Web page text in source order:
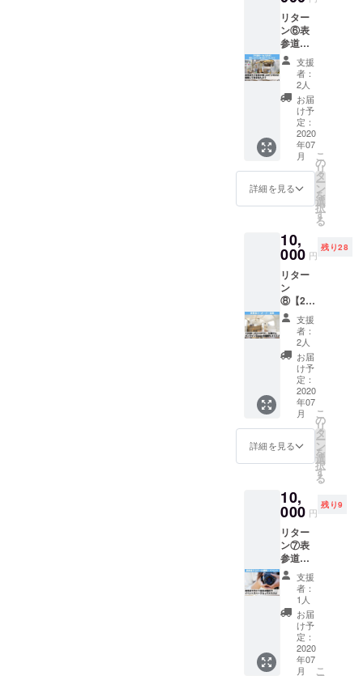
所 :東京
都渋谷
区神宮
前4-13-
8 最寄
駅:表参
道駅
（銀座
線・半
蔵門・
千代田
線）A2
番口よ
約3分
営業時
12:00〜
19:00
じめて
となる
ビジネ
スの第
一歩を
気軽に
体験し
ていた
だける
キット
内容に
なって
いま
【リ
ター
ネード
作り材
料 ・オ
リジナ
ルカッ
プ10個
・蓋10
個 ・ス
トロー
10本 ・
試飲
カップ
10個 ・
ポッカ
レモン1
ろみつ2
本 ※水
ご家庭
でのご
準備を
お願い
しま
す。 ②
体験学
習ワー
クブッ
ク ・感
想レ
ポート
・売り
上げ管
理表 ★
【リ
ター
ン】 ・
いい
ね！レ
モネー
ドビジ
ネス体
験2時間
・表彰
状 ・オ
リジナ
ルTシャ
ツ ・ク
オカー
ド500円
学習
ブック
(自由研
究の教
材とし
ても最
適) 【ス
ジュー
ル】
2020年
7月4日
(土)〜8
月30日
(日) お
み頂き
ました
ケ
ジュー
ル調整
させて
いただ
きま
す。も
しご希
望の日
時と時
間がご
ざいま
した
ら、リ
ができ
ます。
チーム
で協力
した
り、お
客様に
商品を
アピー
ルす る
ことに
よるコ
ミュニ
ケー
ション
が体験
できま
【リ
ター
ン】 ・
いい
ね！レ
モネー
ドビジ
ネス体
験2時間
・表彰
状 ・オ
リジナ
ルTシャ
ツ ・ク
オカー
ド500円
学習
ブック
(自由研
究の教
材とし
ても最
適) 【ス
ジュー
ル】
2020年
7月4日
(土)〜8
月30日
『いい
ね！ス
タンド
表参
道』の
運営を
ご一緒
にス
タッフ
として1
日運営
するこ
とがで
きま
す。ご
所や、
カフェ
営業を
体験し
たい方
にオス
スメで
す。
2020年
7月20日
から体
験可能
です。※
お時間
は希望
される
時間に
込みい
ただき
ら、個
別でス
ケ
ジュー
ル調整
させて
いただ
きま
す。
【店舗
紹介】
リター
ン⑥表
参道で
新しい
ビジネ
スに
チャレ
ンジで
きる権
利。副
業兼業
など新
しく
チャレ
ンジし
たい方
すめで
す。御
来店頂
けるお
客さま
への物
販など
テスト
マーケ
ティン
グをす
ること
ができ
ます1時
間1万
円〜カ
フェの
とがで
きま
す。2時
間以上
ご希望
の場合
は、
『上乗
せ支援
で応援
しよ
う』欄
にて1時
間あた
支援
者：
2人
お届
け予
定：
2020
年07
月
詳細を見る
こ
の
リ
タ
ー
ン
を
選
択
す
る
10,
000 円
残り28
リター
ン
⑧【20
歳以
上：大
人向
け】表
参道で1
日バー
オー
ナー体
験がで
きる権
利。1日
19:00〜
22:00の
バーの
営業を
してい
ただく
ことが
できま
す。リ
アルの
場で
バー
オー
ナーと
してお
知り合
支援
者：
2人
お届
け予
定：
2020
年07
月
詳細を見る
こ
の
リ
タ
ー
ン
を
選
択
す
る
10,
000 円
残り9
リター
ン⑦表
参道で
スチー
ル撮
影・イ
ベン
ト・セ
ナー・
会議が
支援
者：
1人
お届
け予
定：
2020
年07
月
こ